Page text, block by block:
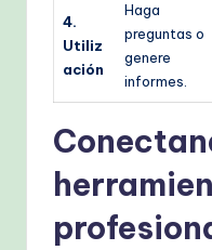
4.
Utiliz
ación
Haga
preguntas o
genere
informes.